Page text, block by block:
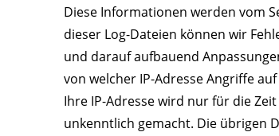
Diese Informationen werden vom
dieser Log-Dateien können wir
und darauf aufbauend
von welcher IP-Adresse Angriffe
Ihre IP-Adresse wird nur für die
unkenntlich gemacht. Die übrigen